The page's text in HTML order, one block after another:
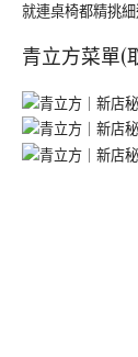
就連桌椅都精挑
青立方菜單(